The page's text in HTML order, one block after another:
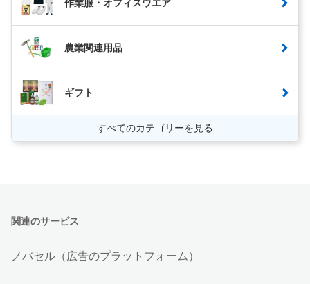
作業服・オフィスウエア
農業関連用品
ギフト
すべてのカテゴリーを見る
関連のサービス
ノバセル（広告のプラットフォーム）